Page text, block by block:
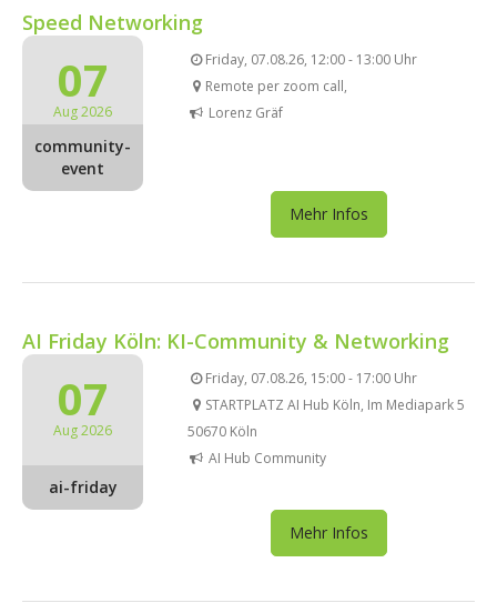
Speed Networking
07
Aug 2026
community-
event
Friday, 07.08.26, 12:00 - 13:00 Uhr
Remote per zoom call,
Lorenz Gräf
Mehr Infos
AI Friday Köln: KI-Community & Networking
07
Aug 2026
ai-friday
Friday, 07.08.26, 15:00 - 17:00 Uhr
STARTPLATZ AI Hub Köln, Im Mediapark 5
50670 Köln
AI Hub Community
Mehr Infos